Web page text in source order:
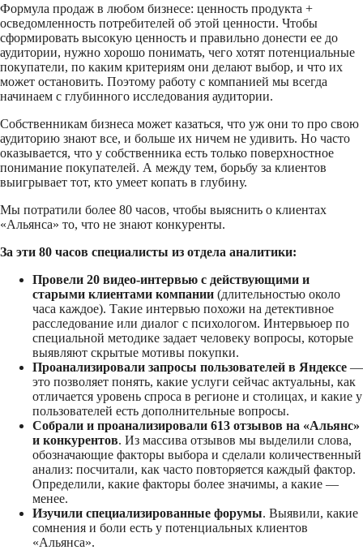
Формула продаж в любом бизнесе: ценность продукта +
осведомленность потребителей об этой ценности. Чтобы
сформировать высокую ценность и правильно донести ее до
аудитории, нужно хорошо понимать, чего хотят потенциальные
покупатели, по каким критериям они делают выбор, и что их
может остановить. Поэтому работу с компанией мы всегда
начинаем с глубинного исследования аудитории.
Собственникам бизнеса может казаться, что уж они то про свою
аудиторию знают все, и больше их ничем не удивить. Но часто
оказывается, что у собственника есть только поверхностное
понимание покупателей. А между тем, борьбу за клиентов
выигрывает тот, кто умеет копать в глубину.
Мы потратили более 80 часов, чтобы выяснить о клиентах
«Альянса» то, что не знают конкуренты.
За эти 80 часов специалисты из отдела аналитики:
Провели 20 видео-интервью с действующими и
старыми клиентами компании (длительностью около
часа каждое). Такие интервью похожи на детективное
расследование или диалог с психологом. Интервьюер по
специальной методике задает человеку вопросы, которые
выявляют скрытые мотивы покупки.
Проанализировали запросы пользователей в Яндексе —
это позволяет понять, какие услуги сейчас актуальны, как
отличается уровень спроса в регионе и столицах, и какие у
пользователей есть дополнительные вопросы.
Собрали и проанализировали 613 отзывов на «Альянс»
и конкурентов. Из массива отзывов мы выделили слова,
обозначающие факторы выбора и сделали количественный
анализ: посчитали, как часто повторяется каждый фактор.
Определили, какие факторы более значимы, а какие —
менее.
Изучили специализированные форумы. Выявили, какие
сомнения и боли есть у потенциальных клиентов
«Альянса».